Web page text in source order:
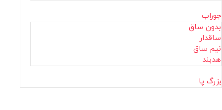
جوراب
بدون ساق
ساقدار
نیم ساق
هدبند
بزرگ پا